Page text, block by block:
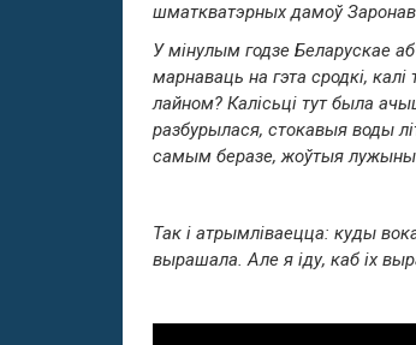
шматкватэрных дамоў
У мінулым годзе Беларускае
марнаваць на гэта сродкі,
лайном? Калісьці тут была
разбурылася, стокавыя воды
самым беразе, жоўтыя лужыны
Так і атрымліваецца: куды
вырашала. Але я іду, каб іх